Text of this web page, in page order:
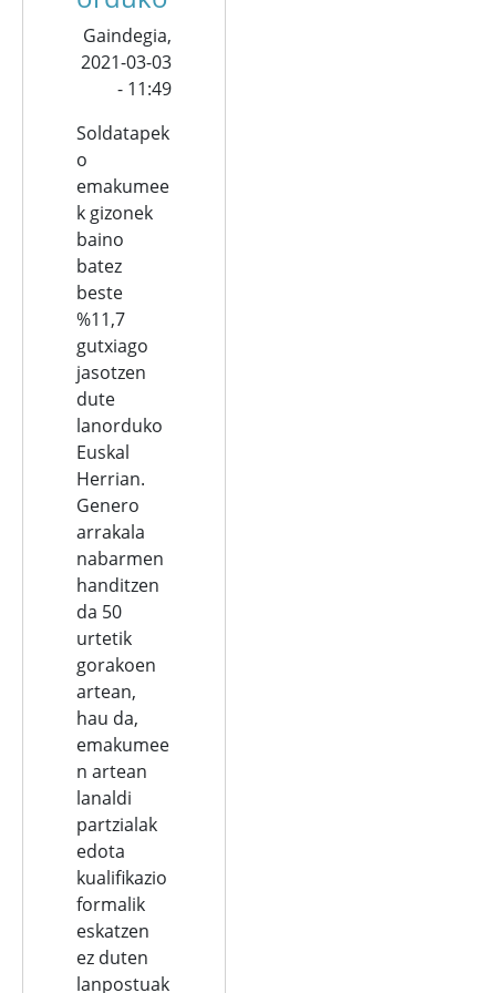
Gaindegia,
2021-03-03
- 11:49
Soldatapek
o
emakumee
k gizonek
baino
batez
beste
%11,7
gutxiago
jasotzen
dute
lanorduko
Euskal
Herrian.
Genero
arrakala
nabarmen
handitzen
da 50
urtetik
gorakoen
artean,
hau da,
emakumee
n artean
lanaldi
partzialak
edota
kualifikazio
formalik
eskatzen
ez duten
lanpostuak